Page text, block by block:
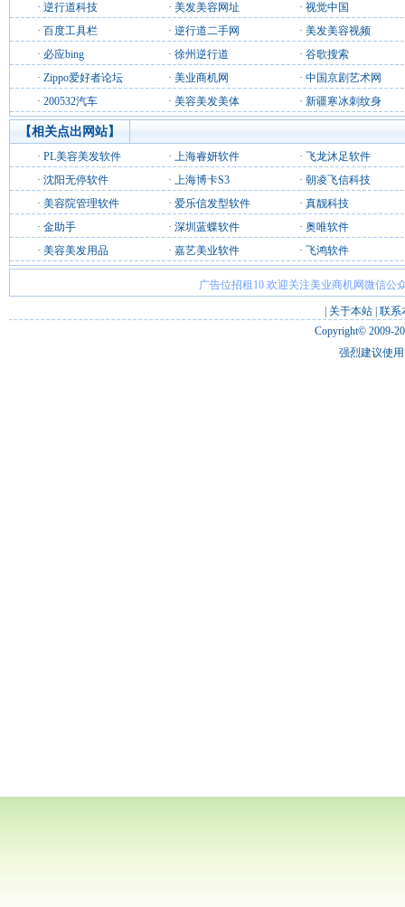
· 逆行道科技 · 美发美容网址 · 视觉中国
· 百度工具栏 · 逆行道二手网 · 美发美容视频
· 必应bing · 徐州逆行道 · 谷歌搜索
· Zippo爱好者论坛 · 美业商机网 · 中国京剧艺术网
· 200532汽车 · 美容美发美体 · 新疆寒冰刺纹身
【相关点出网站】
· PL美容美发软件 · 上海睿妍软件 · 飞龙沐足软件
· 沈阳无停软件 · 上海博卡S3 · 朝凌飞信科技
· 美容院管理软件 · 爱乐信发型软件 · 真靓科技
· 金助手 · 深圳蓝蝶软件 · 奥唯软件
· 美容美发用品 · 嘉艺美业软件 · 飞鸿软件
广告位招租10 欢迎关注美业商机网微信公
关于本站 联系
Copyright© 2009-
强烈建议使